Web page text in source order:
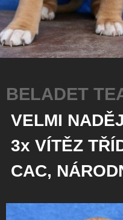
BELADET
VELMI
3x VÍTĚZ
CAC,